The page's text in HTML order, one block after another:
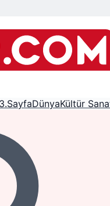
3.SayfaDünyaKültür